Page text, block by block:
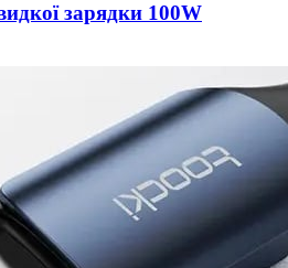
зарядки 100W